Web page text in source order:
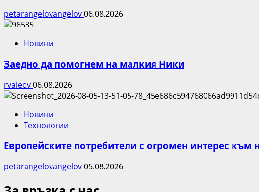
petarangelovangelov06.08.2026
Новини
Заедно да помогнем на малкия Ники
rvaleov06.08.2026
Новини
Технологии
Европейските потребители с огромен интерес към
petarangelovangelov05.08.2026